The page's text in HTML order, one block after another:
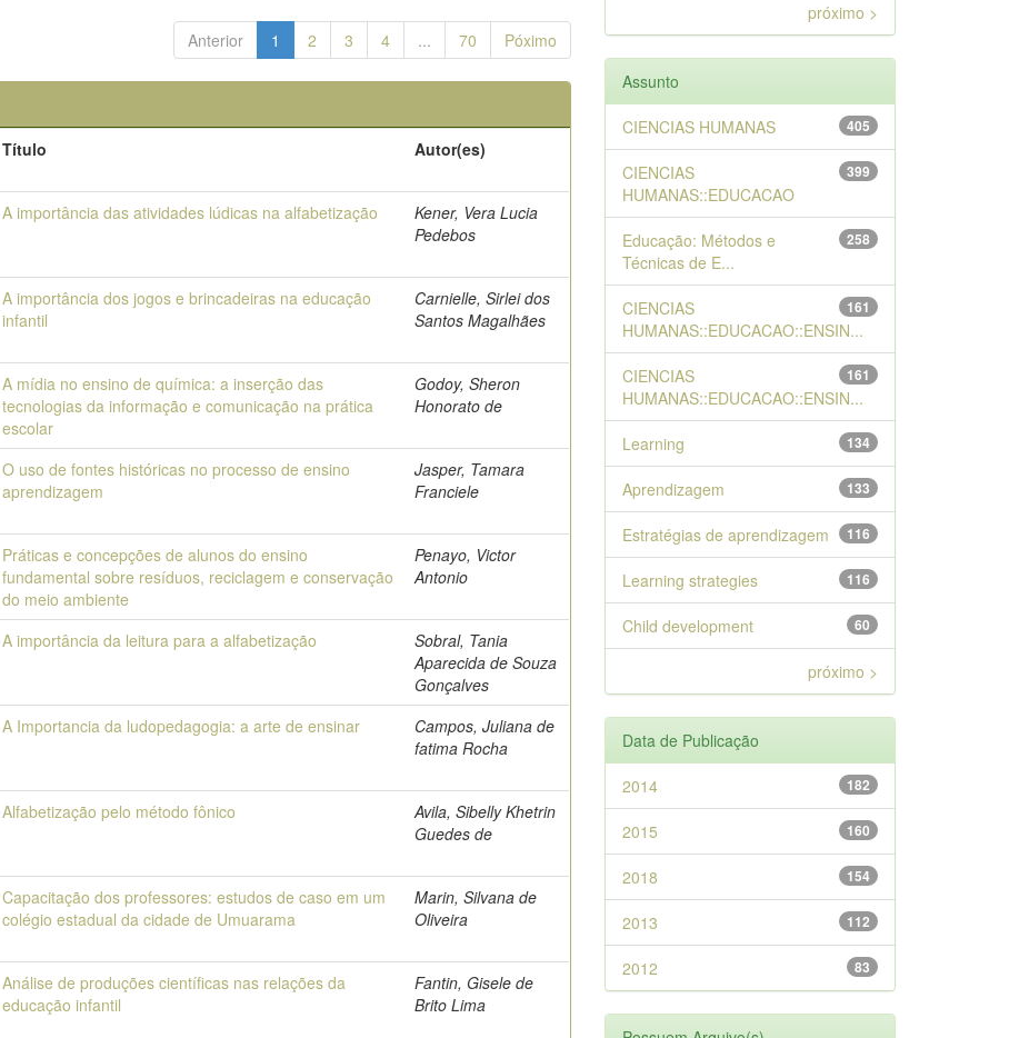
Anterior 1 2 3 4 ... 70 Póximo
Título Autor(es)
A importância das atividades lúdicas na alfabetização
Kener, Vera Lucia
Pedebos
A importância dos jogos e brincadeiras na educação
infantil
Carnielle, Sirlei dos
Santos Magalhães
A mídia no ensino de química: a inserção das
tecnologias da informação e comunicação na prática
escolar
Godoy, Sheron
Honorato de
O uso de fontes históricas no processo de ensino
aprendizagem
Jasper, Tamara
Franciele
Práticas e concepções de alunos do ensino
fundamental sobre resíduos, reciclagem e conservação
do meio ambiente
Penayo, Victor
Antonio
A importância da leitura para a alfabetização
Sobral, Tania
Aparecida de Souza
Gonçalves
A Importancia da ludopedagogia: a arte de ensinar
Campos, Juliana de
fatima Rocha
Alfabetização pelo método fônico
Avila, Sibelly Khetrin
Guedes de
Capacitação dos professores: estudos de caso em um
colégio estadual da cidade de Umuarama
Marin, Silvana de
Oliveira
Análise de produções científicas nas relações da
educação infantil
Fantin, Gisele de
Brito Lima
próximo >
Assunto
405
CIENCIAS HUMANAS
399
CIENCIAS
HUMANAS::EDUCACAO
258
Educação: Métodos e
Técnicas de E...
161
CIENCIAS
HUMANAS::EDUCACAO::ENSIN...
161
CIENCIAS
HUMANAS::EDUCACAO::ENSIN...
134
Learning
133
Aprendizagem
116
Estratégias de aprendizagem
116
Learning strategies
60
Child development
próximo >
Data de Publicação
182
2014
160
2015
154
2018
112
2013
83
2012